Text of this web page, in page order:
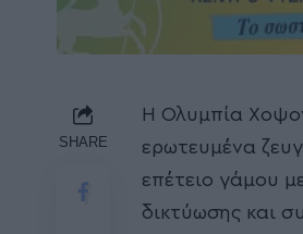
SHARE
Η Ολυμπία
ερωτευμένα
επέτειο γάμου
δικτύωσης και